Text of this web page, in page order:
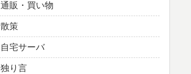
通販・買い物
散策
自宅サーバ
独り言